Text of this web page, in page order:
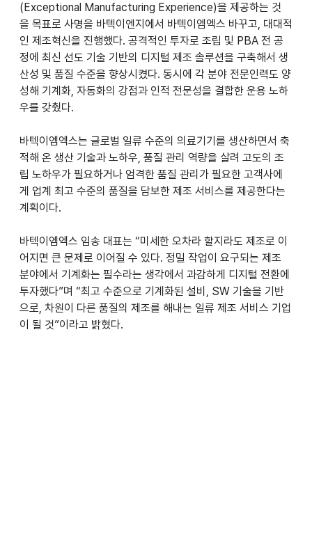
(Exceptional Manufacturing Experience)을 제공하는 것
을 목표로 사명을 바텍이엔지에서 바텍이엠엑스 바꾸고, 대대적
인 제조혁신을 진행했다. 공격적인 투자로 조립 및 PBA 전 공
정에 최신 선도 기술 기반의 디지털 제조 솔루션을 구축해서 생
산성 및 품질 수준을 향상시켰다. 동시에 각 분야 전문인력도 양
성해 기계화, 자동화의 강점과 인적 전문성을 결합한 운용 노하
우를 갖췄다.
바텍이엠엑스는 글로벌 일류 수준의 의료기기를 생산하면서 축
적해 온 생산 기술과 노하우, 품질 관리 역량을 살려 고도의 조
립 노하우가 필요하거나 엄격한 품질 관리가 필요한 고객사에
게 업계 최고 수준의 품질을 담보한 제조 서비스를 제공한다는
계획이다.
바텍이엠엑스 임송 대표는 “미세한 오차라 할지라도 제조로 이
어지면 큰 문제로 이어질 수 있다. 정밀 작업이 요구되는 제조
분야에서 기계화는 필수라는 생각에서 과감하게 디지털 전환에
투자했다”며 “최고 수준으로 기계화된 설비, SW 기술을 기반
으로, 차원이 다른 품질의 제조를 해내는 일류 제조 서비스 기업
이 될 것”이라고 밝혔다.